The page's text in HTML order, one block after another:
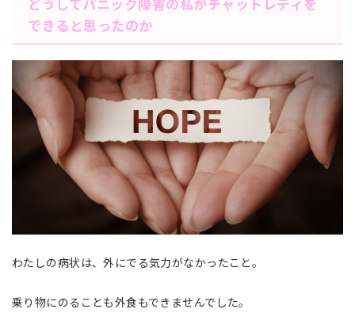
できると思ったのか
わたしの病状は、外にでる気力がなかったこと。
乗り物にのることも外食もできませんでした。